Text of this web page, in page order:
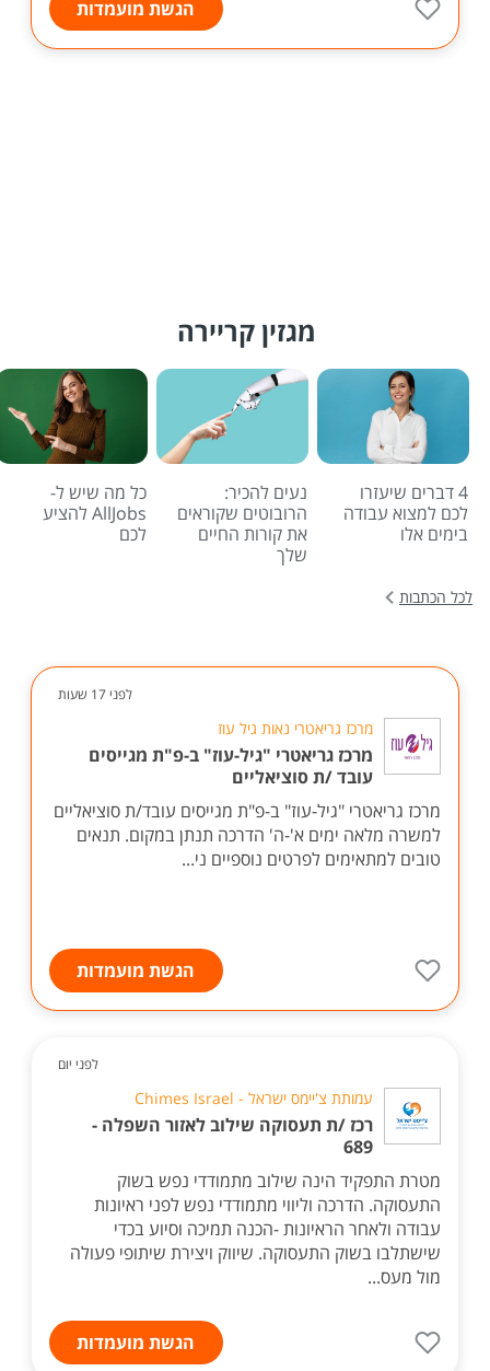
הגשת מועמדות
מגזין קריירה
4 דברים שיעזרו
לכם למצוא עבודה
בימים אלו
נעים להכיר:
הרובוטים שקוראים
את קורות החיים
שלך
כל מה שיש ל-
AllJobs להציע
לכם
לכל הכתבות
לפני 17 שעות
מרכז גריאטרי נאות גיל עוז
מרכז גריאטרי "גיל-עוז" ב-פ"ת מגייסים
עובד /ת סוציאליים
מרכז גריאטרי "גיל-עוז" ב-פ"ת מגייסים עובד/ת סוציאליים
למשרה מלאה ימים א'-ה' הדרכה תנתן במקום. תנאים
טובים למתאימים לפרטים נוספיים ני...
הגשת מועמדות
לפני יום
עמותת צ'יימס ישראל - Chimes Israel
רכז /ת תעסוקה שילוב לאזור השפלה -
689
מטרת התפקיד הינה שילוב מתמודדי נפש בשוק
התעסוקה. הדרכה וליווי מתמודדי נפש לפני ראיונות
עבודה ולאחר הראיונות -הכנה תמיכה וסיוע בכדי
שישתלבו בשוק התעסוקה. שיווק ויצירת שיתופי פעולה
מול מעס...
הגשת מועמדות